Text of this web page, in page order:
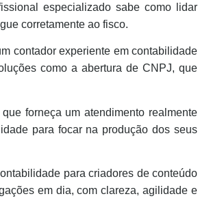
especializado sabe como lidar
corretamente ao fisco.
contador experiente em contabilidade
como a abertura de CNPJ, que
forneça um atendimento realmente
para focar na produção dos seus
para criadores de conteúdo
em dia, com clareza, agilidade e